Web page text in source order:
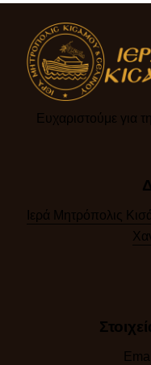
Ευχαριστούμε για
Ιερά Μητρόπολις